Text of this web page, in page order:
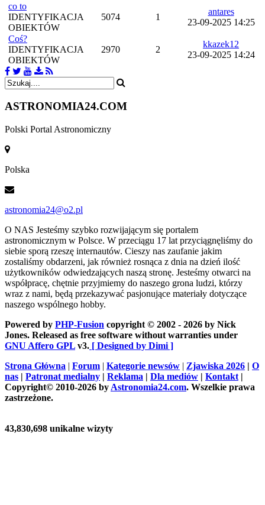
co to
IDENTYFIKACJA
OBIEKTÓW
5074 1
antares
23-09-2025 14:25
Coś?
IDENTYFIKACJA
OBIEKTÓW
2970 2
kkazek12
23-09-2025 14:24
ASTRONOMIA24.COM
Polski Portal Astronomiczny
Polska
astronomia24@o2.pl
O NAS Jesteśmy szybko rozwijającym się portalem
astronomicznym w Polsce. W przeciągu 17 lat przyciągnęliśmy do
siebie sporą rzeszę internautów. Cieszy nas zaufanie jakim
zostaliśmy obdarzeni, jak również rosnąca z dnia na dzień ilość
użytkowników odwiedzających naszą stronę. Jesteśmy otwarci na
współpracę, chętnie przyjmiemy do naszego grona ludzi, którzy
wraz z nami, będą przekazywać pasjonujące materiały dotyczące
naszego wspólnego hobby.
Powered by PHP-Fusion copyright © 2002 - 2026 by Nick
Jones. Released as free software without warranties under
GNU Affero GPL v3. [ Designed by Dimi ]
Strona Główna | Forum | Kategorie newsów | Zjawiska 2026 | O
nas | Patronat medialny | Reklama | Dla mediów | Kontakt |
Copyright© 2010-2026 by Astronomia24.com. Wszelkie prawa
zastrzeżone.
43,830,698 unikalne wizyty